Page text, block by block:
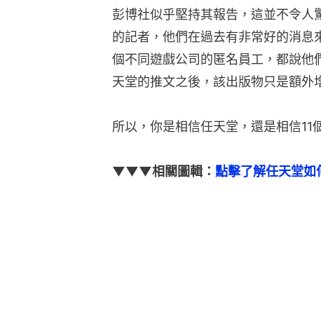
彭博社似乎堅持其報告，這並不令
的記者，他們在過去有非常好的消息
個不同遊戲公司的匿名員工，都說
天堂的推文之後，該出版物只是額外
所以，你是相信任天堂，還是相信11
▼▼▼相關圖輯： 點擊了解任天堂